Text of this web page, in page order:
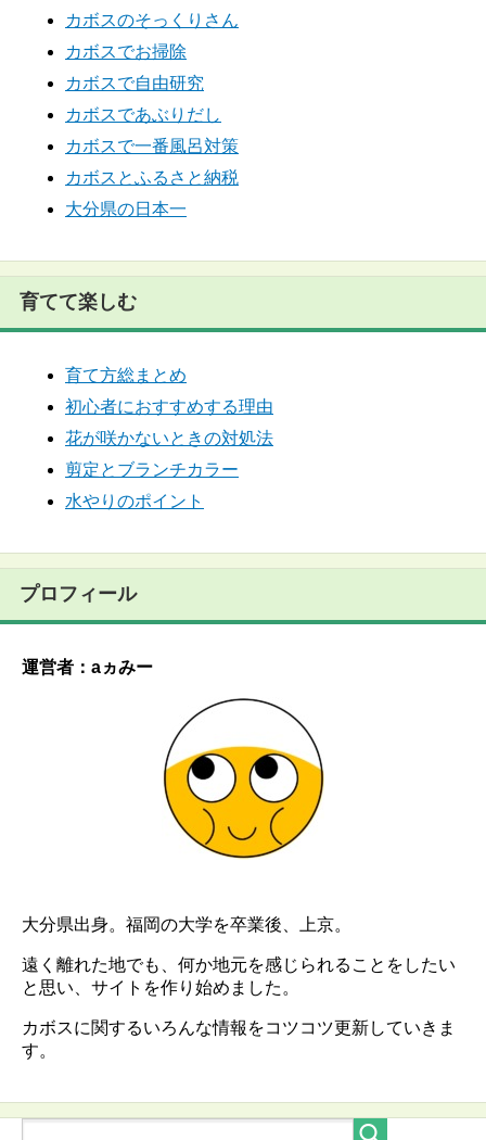
カボスのそっくりさん
カボスでお掃除
カボスで自由研究
カボスであぶりだし
カボスで一番風呂対策
カボスとふるさと納税
大分県の日本一
育てて楽しむ
育て方総まとめ
初心者におすすめする理由
花が咲かないときの対処法
剪定とブランチカラー
水やりのポイント
プロフィール
運営者：aヵみー
大分県出身。福岡の大学を卒業後、上京。
遠く離れた地でも、何か地元を感じられることをしたい
と思い、サイトを作り始めました。
カボスに関するいろんな情報をコツコツ更新していきま
す。